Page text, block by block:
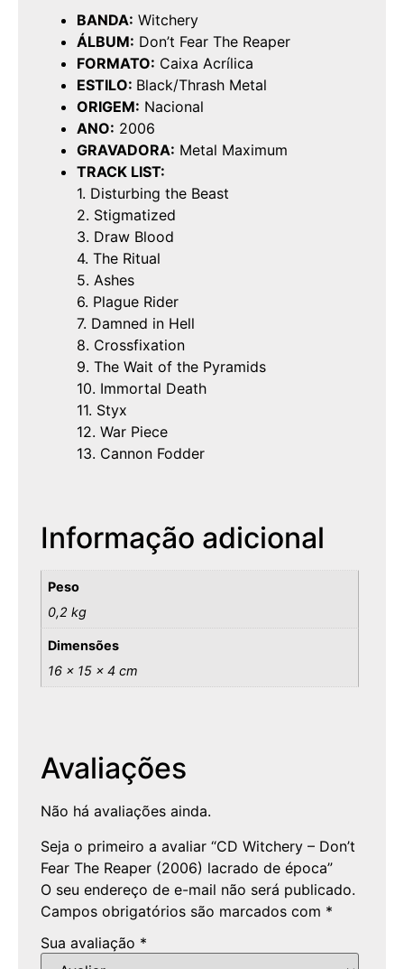
BANDA: Witchery
ÁLBUM: Don’t Fear The Reaper
FORMATO: Caixa Acrílica
ESTILO: Black/Thrash Metal
ORIGEM: Nacional
ANO: 2006
GRAVADORA: Metal Maximum
TRACK LIST:
1. Disturbing the Beast
2. Stigmatized
3. Draw Blood
4. The Ritual
5. Ashes
6. Plague Rider
7. Damned in Hell
8. Crossfixation
9. The Wait of the Pyramids
10. Immortal Death
11. Styx
12. War Piece
13. Cannon Fodder
Informação adicional
Peso
0,2 kg
Dimensões
16 × 15 × 4 cm
Avaliações
Não há avaliações ainda.
Seja o primeiro a avaliar “CD Witchery – Don’t
Fear The Reaper (2006) lacrado de época”
O seu endereço de e-mail não será publicado.
Campos obrigatórios são marcados com *
Sua avaliação *